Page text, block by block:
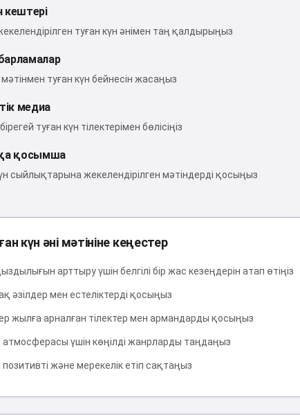
кештері
туған күн әнімен таң қалдырыңыз
туған күн бейнесін жасаңыз
медиа
туған күн тілектерімен бөлісіңіз
қосымша
сыйлықтарына жекелендірілген мәтіндерді қосыңыз
күн әні мәтініне кеңестер
арттыру үшін белгілі бір жас кезеңдерін атап өтіңіз
әзілдер мен естеліктерді қосыңыз
жылға арналған тілектер мен армандарды қосыңыз
атмосферасы үшін көңілді жанрларды таңдаңыз
және мерекелік етіп сақтаңыз